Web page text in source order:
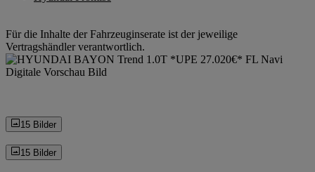
Für die Inhalte der Fahrzeuginserate ist der jeweilige
Vertragshändler verantwortlich.
15 Bilder
15 Bilder